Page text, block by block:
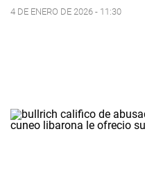
4 DE ENERO DE 2026 - 11:30